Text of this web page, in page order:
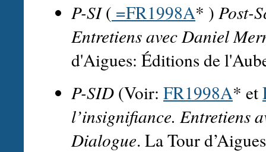
P-SI( =FR1998A* ) Post-
Entretiens avec Daniel
d'Aigues: Éditions de
P-SID (Voir: FR1998A* et
l’insignifiance. Entretiens
Dialogue. La Tour